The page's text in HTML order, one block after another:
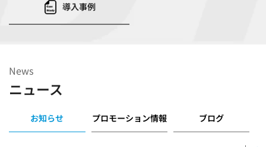
導入事例
News
ニュース
お知らせ プロモーション情報 ブログ